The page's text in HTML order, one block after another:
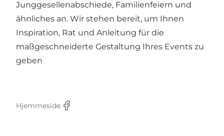
Junggesellenabschiede, Familienfeiern und
ähnliches an. Wir stehen bereit, um Ihnen
Inspiration, Rat und Anleitung für die
maßgeschneiderte Gestaltung Ihres Events zu
geben
Hjemmeside
Facebook